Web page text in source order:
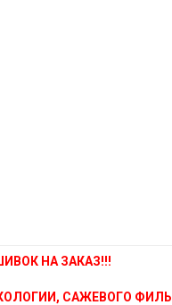
НА ЗАКАЗ!!!
САЖЕВОГО